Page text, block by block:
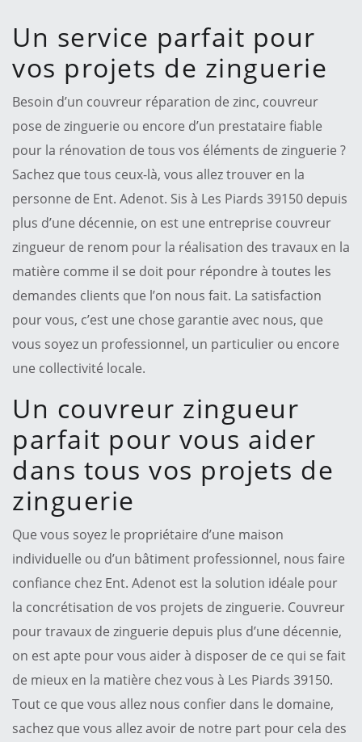
Un service parfait pour
vos projets de zinguerie
Besoin d’un couvreur réparation de zinc, couvreur
pose de zinguerie ou encore d’un prestataire fiable
pour la rénovation de tous vos éléments de zinguerie ?
Sachez que tous ceux-là, vous allez trouver en la
personne de Ent. Adenot. Sis à Les Piards 39150 depuis
plus d’une décennie, on est une entreprise couvreur
zingueur de renom pour la réalisation des travaux en la
matière comme il se doit pour répondre à toutes les
demandes clients que l’on nous fait. La satisfaction
pour vous, c’est une chose garantie avec nous, que
vous soyez un professionnel, un particulier ou encore
une collectivité locale.
Un couvreur zingueur
parfait pour vous aider
dans tous vos projets de
zinguerie
Que vous soyez le propriétaire d’une maison
individuelle ou d’un bâtiment professionnel, nous faire
confiance chez Ent. Adenot est la solution idéale pour
la concrétisation de vos projets de zinguerie. Couvreur
pour travaux de zinguerie depuis plus d’une décennie,
on est apte pour vous aider à disposer de ce qui se fait
de mieux en la matière chez vous à Les Piards 39150.
Tout ce que vous allez nous confier dans le domaine,
sachez que vous allez avoir de notre part pour cela des